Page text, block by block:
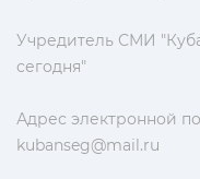
Учредитель СМИ
сегодня"
Адрес электронной
kubanseg@mail.ru